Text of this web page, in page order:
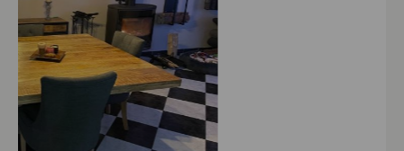
Snack Indus
Urban Métal
Vieille Porte